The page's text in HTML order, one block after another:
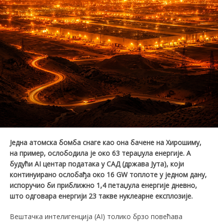
Једна атомска бомба снаге као она бачене на Хирошиму,
на пример, ослободила је око 63 тераџула енергије. А
будући AI центар података у САД (држава Јута), који
континуирано ослобађа око 16 GW топлоте у једном дану,
испоручио би приближно 1,4 петаџула енергије дневно,
што одговара енергији 23 такве нуклеарне експлозије.
Вештачка интелигенција (АI) толико брзо повећава